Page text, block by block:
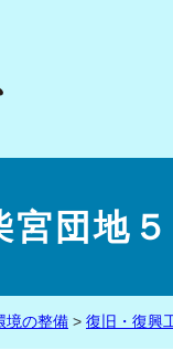
宮団地
境の整備 > 復旧・復興